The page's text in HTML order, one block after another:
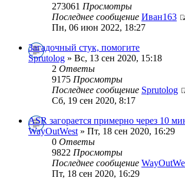
273061 Просмотры
Последнее сообщение Иван163
Пн, 06 июн 2022, 18:27
Загадочный стук, помогите
Sprutolog » Вс, 13 сен 2020, 15:18
2 Ответы
9175 Просмотры
Последнее сообщение Sprutolog
Сб, 19 сен 2020, 8:17
ASR загорается примерно через 10
WayOutWest » Пт, 18 сен 2020, 16:29
0 Ответы
9822 Просмотры
Последнее сообщение
Пт, 18 сен 2020, 16:29